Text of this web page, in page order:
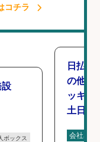
コチラ
ボックス
日払い
の他/
ッキン
土日休
会社名